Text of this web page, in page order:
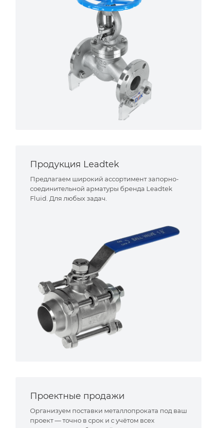
Продукция Leadtek
Предлагаем широкий ассортимент запорно-
соединительной арматуры бренда Leadtek
Fluid. Для любых задач.
Проектные продажи
Организуем поставки металлопроката под ваш
проект — точно в срок и с учётом всех